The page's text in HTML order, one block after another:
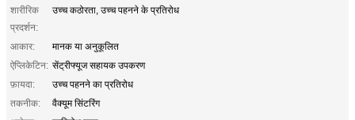
शारीरिक
प्रदर्शन:
उच्च कठोरता, उच्च पहनने के प्रतिरोध
आकार:
मानक या अनुकूलित
ऐप्लिकेटिन: सेंट्रीफ्यूज सहायक उपकरण
फ़ायदा:
उच्च पहनने का प्रतिरोध
तकनीक:
वैक्यूम सिंटरिंग